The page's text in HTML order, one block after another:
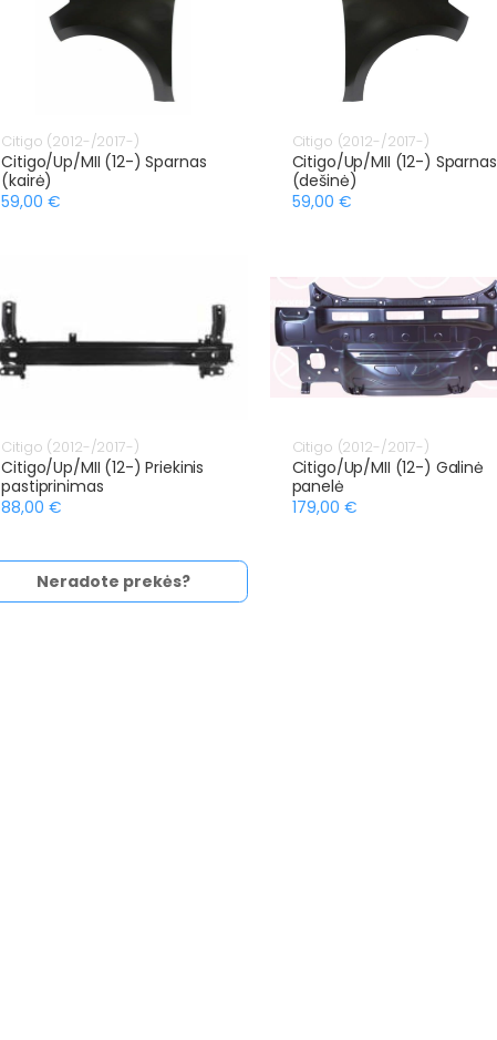
Citigo (2012-/2017-)
Citigo/Up/MII (12-) Sparnas
(kairė)
59,00 €
Citigo (2012-/2017-)
Citigo/Up/MII (12-) Sparnas
(dešinė)
59,00 €
Citigo (2012-/2017-)
Citigo/Up/MII (12-) Priekinis
pastiprinimas
88,00 €
Citigo (2012-/2017-)
Citigo/Up/MII (12-) Galinė
panelė
179,00 €
Neradote prekės?